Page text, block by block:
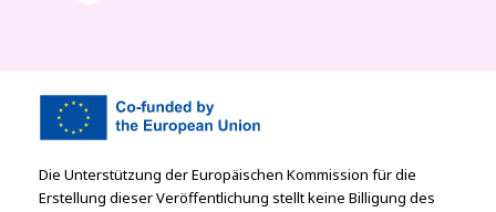
Die Unterstützung der Europäischen Kommission für die
Erstellung dieser Veröffentlichung stellt keine Billigung des